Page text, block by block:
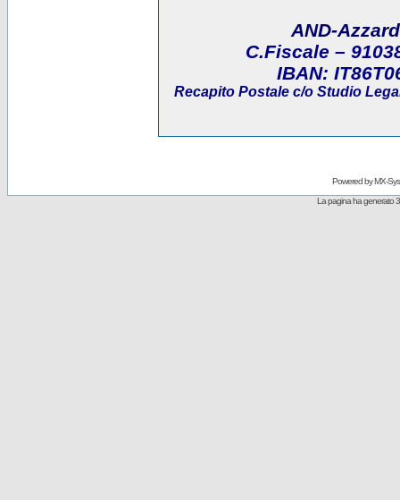
AND-
C.Fiscale –
IBAN:
Recapito Postale c/o Studio
Powered byMX-
La pagina ha generato